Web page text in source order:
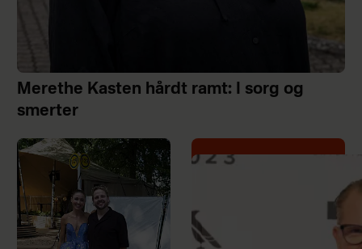
Merethe Kasten hårdt ramt: I sorg og
smerter